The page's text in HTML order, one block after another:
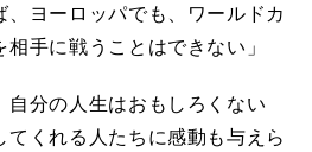
ヨーロッパでも、ワールドカ
手に戦うことはできない」
分の人生はおもしろくない
てくれる人たちに感動も与えら